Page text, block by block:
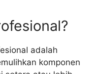
adalah
komponen